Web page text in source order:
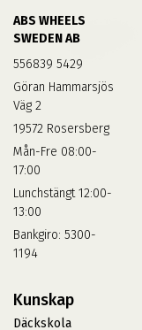
ABS WHEELS
SWEDEN AB
556839 5429
Göran Hammarsjös
Väg 2
19572 Rosersberg
Mån-Fre 08:00-
17:00
Lunchstängt 12:00-
13:00
Bankgiro: 5300-
1194
Kunskap
Däckskola